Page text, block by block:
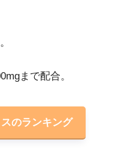
まで配合。
のランキング